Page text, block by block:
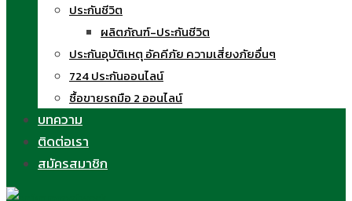
ประกันชีวิต
ผลิตภัณฑ์-ประกันชีวิต
ประกันอุบัติเหตุ อัคคีภัย ความเสี่ยงภัยอื่นๆ
724 ประกันออนไลน์
ซื้อขายรถมือ 2 ออนไลน์
บทความ
ติดต่อเรา
สมัครสมาชิก